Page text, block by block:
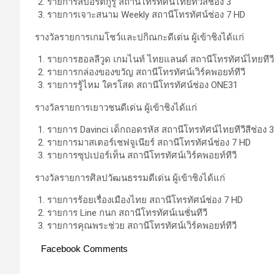
รายการเจาะสนาม Weekly สถานีโทรทัศน์ช่อง 7 HD
รางวัลรายการเกมโชว์และปกิณกะดีเด่น ผู้เข้าชิงได้แก่
รายการฮอลลีวูด เกมไนท์ ไทยแลนด์ สถานีโทรทัศน์ไทยที
รายการกล่องของขวัญ สถานีโทรทัศน์เวิร์คพอยท์ทีวี
รายการรู้ไหม ใครโสด สถานีโทรทัศน์ช่อง ONE31
รางวัลรายการเยาวชนดีเด่น ผู้เข้าชิงได้แก่
รายการ Davinci เด็กถอดรหัส สถานีโทรทัศน์ไทยทีวีสีช่อง 3
รายการมาสเตอร์เชฟจูเนียร์ สถานีโทรทัศน์ช่อง 7 HD
รายการซุปเปอร์เท็น สถานีโทรทัศน์เวิร์คพอยท์ทีวี
รางวัลรายการศิลปวัฒนธรรมดีเด่น ผู้เข้าชิงได้แก่
รายการร้อยเรื่องเมืองไทย สถานีโทรทัศน์ช่อง 7 HD
รายการ Line กนก สถานีโทรทัศน์เนชั่นทีวี
รายการคุณพระช่วย สถานีโทรทัศน์เวิร์คพอยท์ทีวี
Facebook Comments